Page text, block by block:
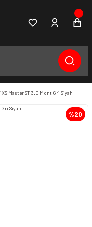
iXS Master ST 3.0 Mont Gri Siyah
%20